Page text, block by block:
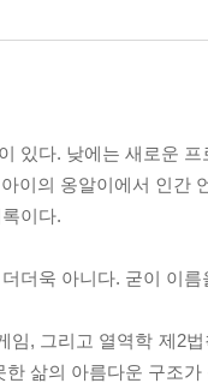
있다. 낮에는 새로운
이의 옹알이에서 인간
이다.
더욱 아니다. 굳이 이
임, 그리고 열역학 제2
삶의 아름다운 구조가